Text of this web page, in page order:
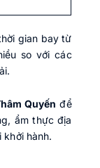
gian bay từ
so với các
Quyến để
ẩm thực địa
hành.